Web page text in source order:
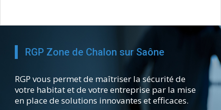
RGP Zone de Chalon sur Saône
RGP vous permet de maîtriser la sécurité de
votre habitat et de votre entreprise par la mise
en place de solutions innovantes et efficaces.